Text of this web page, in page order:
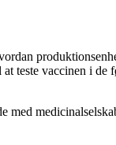
teste vaccinen i
med